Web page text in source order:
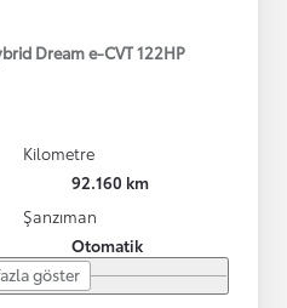
Dream e-CVT 122HP
Kilometre
92.160 km
Şanzıman
Otomatik
göster